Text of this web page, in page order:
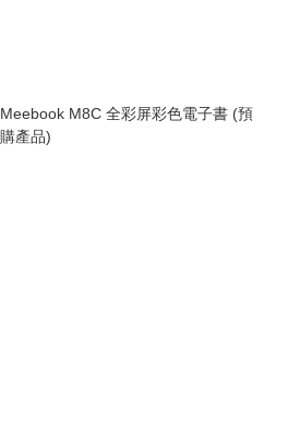
Meebook M8C 全彩屏彩色電子書 (預
購產品)